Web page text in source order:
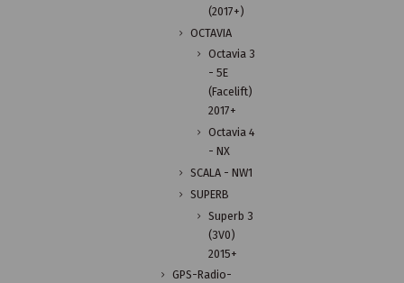
(2017+)
OCTAVIA
Octavia 3
- 5E
(Facelift)
2017+
Octavia 4
- NX
SCALA - NW1
SUPERB
Superb 3
(3V0)
2015+
GPS-Radio-